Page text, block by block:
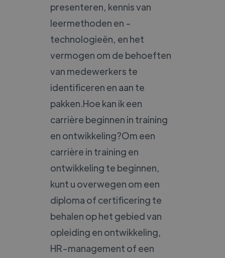
presenteren, kennis van
leermethoden en -
technologieën, en het
vermogen om de behoeften
van medewerkers te
identificeren en aan te
pakken.Hoe kan ik een
carrière beginnen in training
en ontwikkeling?Om een
carrière in training en
ontwikkeling te beginnen,
kunt u overwegen om een
diploma of certificering te
behalen op het gebied van
opleiding en ontwikkeling,
HR-management of een